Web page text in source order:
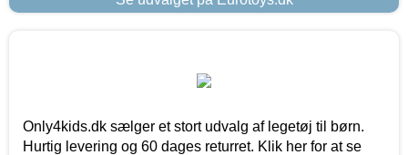
Only4kids.dk sælger et stort udvalg af legetøj til børn.
Hurtig levering og 60 dages returret. Klik her for at se